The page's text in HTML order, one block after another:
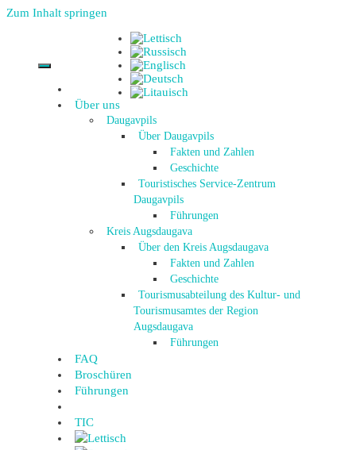
Zum Inhalt springen
Über uns
Daugavpils
Über Daugavpils
Fakten und Zahlen
Geschichte
Touristisches Service-Zentrum
Daugavpils
Führungen
Kreis Augsdaugava
Über den Kreis Augsdaugava
Fakten und Zahlen
Geschichte
Tourismusabteilung des Kultur- und
Tourismusamtes der Region
Augsdaugava
Führungen
FAQ
Broschüren
Führungen
TIC